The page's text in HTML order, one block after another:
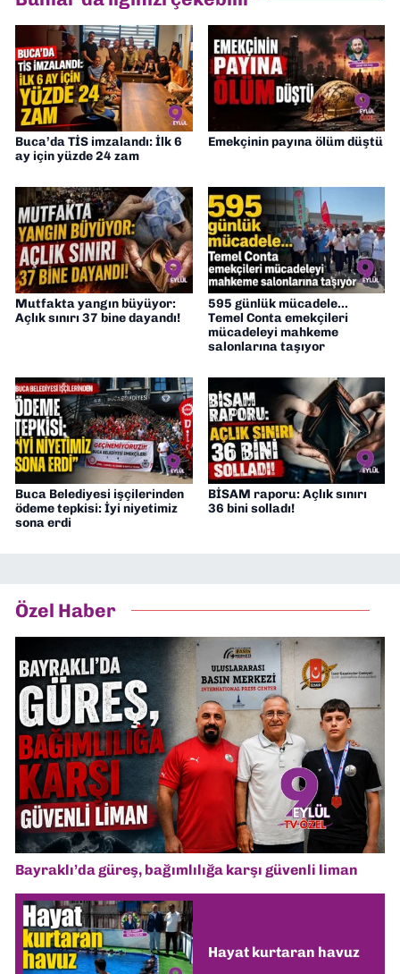
muhabirliği yapıyorum.
Buca’da TİS imzalandı: İlk 6
ay için yüzde 24 zam
Emekçinin payına ölüm düştü
Mutfakta yangın büyüyor:
Açlık sınırı 37 bine dayandı!
595 günlük mücadele...
Temel Conta emekçileri
mücadeleyi mahkeme
salonlarına taşıyor
Buca Belediyesi işçilerinden
ödeme tepkisi: İyi niyetimiz
sona erdi
BİSAM raporu: Açlık sınırı
36 bini solladı!
Özel Haber
Bayraklı’da güreş, bağımlılığa karşı güvenli liman
Hayat kurtaran havuz